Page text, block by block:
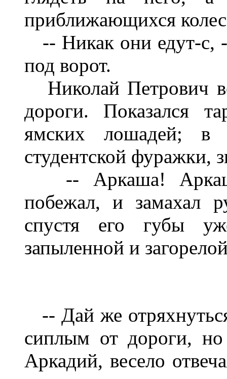
приближающихся
-- Никак они едут-с,
под ворот.
Николай Петрович
дороги. Показался
ямских лошадей; в
студентской фуражки,
-- Аркаша!
побежал, и замахал
спустя его губы
запыленной и
-- Дай же
сиплым от дороги,
Аркадий, весело